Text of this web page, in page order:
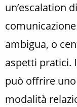
un’escalation
ambigua, o
aspetti pratici.
può offrire
modalità